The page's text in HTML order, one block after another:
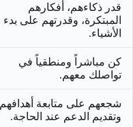
قدر ذكاءهم، أفكارهم
المبتكرة، وقدرتهم على بدء
الأشياء.
كن مباشراً ومنطقياً في
تواصلك معهم.
شجعهم على متابعة أهدافهم
وتقديم الدعم عند الحاجة.